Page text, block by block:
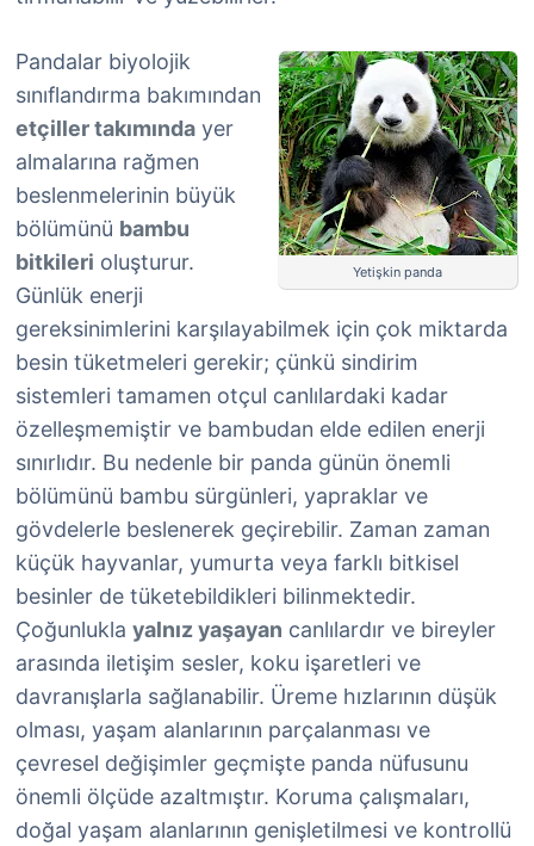
Yetişkin panda
Pandalar biyolojik
sınıflandırma bakımından
etçiller takımında yer
almalarına rağmen
beslenmelerinin büyük
bölümünü bambu
bitkileri oluşturur.
Günlük enerji
gereksinimlerini karşılayabilmek için çok miktarda
besin tüketmeleri gerekir; çünkü sindirim
sistemleri tamamen otçul canlılardaki kadar
özelleşmemiştir ve bambudan elde edilen enerji
sınırlıdır. Bu nedenle bir panda günün önemli
bölümünü bambu sürgünleri, yapraklar ve
gövdelerle beslenerek geçirebilir. Zaman zaman
küçük hayvanlar, yumurta veya farklı bitkisel
besinler de tüketebildikleri bilinmektedir.
Çoğunlukla yalnız yaşayan canlılardır ve bireyler
arasında iletişim sesler, koku işaretleri ve
davranışlarla sağlanabilir. Üreme hızlarının düşük
olması, yaşam alanlarının parçalanması ve
çevresel değişimler geçmişte panda nüfusunu
önemli ölçüde azaltmıştır. Koruma çalışmaları,
doğal yaşam alanlarının genişletilmesi ve kontrollü